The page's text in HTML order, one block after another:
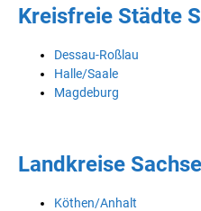
Kreisfreie Städte
Dessau-Roßlau
Halle/Saale
Magdeburg
Landkreise
Köthen/Anhalt